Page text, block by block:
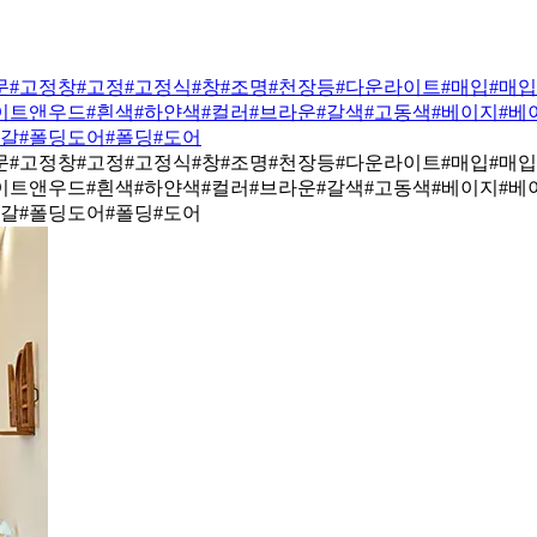
#고정창#고정#고정식#창#조명#천장등#다운라이트#매입#매
트앤우드#흰색#하얀색#컬러#브라운#갈색#고동색#베이지 #베
#폴딩도어#폴딩#도어
#고정창#고정#고정식#창#조명#천장등#다운라이트#매입#매
트앤우드#흰색#하얀색#컬러#브라운#갈색#고동색#베이지 #베
#폴딩도어#폴딩#도어